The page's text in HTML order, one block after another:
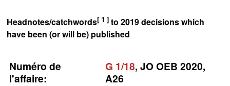
Headnotes/catchwords[ 1 ] to 2019 decisions which
have been (or will be) published
Numéro de
l'affaire:
G 1/18, JO OEB 2020,
A26